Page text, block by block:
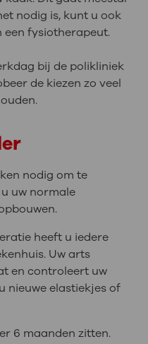
nodig is, kunt u ook
fysiotherapeut.
bij de polikliniek
de kiezen zo veel
nodig om te
uw normale
heeft u iedere
Uw arts
en controleert uw
nieuwe elastiekjes of
6 maanden zitten.